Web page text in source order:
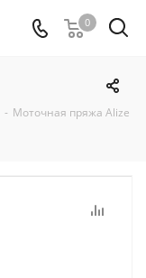
0
- Моточная пряжа Alize